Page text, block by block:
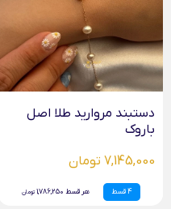
دستبند مروارید طلا اصل
باروک
7,145,000 تومان
4 قسط هر قسط 1,786,250 تومان